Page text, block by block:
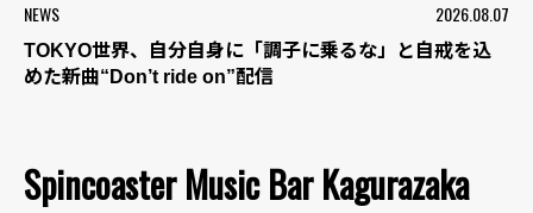
NEWS 2026.08.07
TOKYO世界、自分自身に「調子に乗るな」と自戒を込
めた新曲“Don’t ride on”配信
Spincoaster Music Bar Kagurazaka